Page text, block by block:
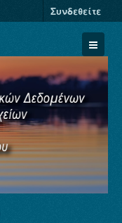
Συνδεθείτε